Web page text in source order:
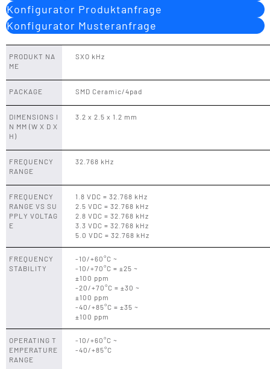
Konfigurator Produktanfrage
Konfigurator Musteranfrage
PRODUKT NA
ME
SXO kHz
PACKAGE SMD Ceramic/4pad
DIMENSIONS I
N MM (W X D X
H)
3.2 x 2.5 x 1.2 mm
FREQUENCY
RANGE
32.768 kHz
FREQUENCY
RANGE VS SU
PPLY VOLTAG
E
1.8 VDC = 32.768 kHz
2.5 VDC = 32.768 kHz
2.8 VDC = 32.768 kHz
3.3 VDC = 32.768 kHz
5.0 VDC = 32.768 kHz
FREQUENCY
STABILITY
-10/+60°C ~
-10/+70°C = ±25 ~
±100 ppm
-20/+70°C = ±30 ~
±100 ppm
-40/+85°C = ±35 ~
±100 ppm
OPERATING T
EMPERATURE
RANGE
-10/+60°C ~
-40/+85°C